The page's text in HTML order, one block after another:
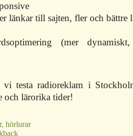
länkar till sajten, fler och bättre
(mer
testa radioreklam i
och lärorika tider!
, hörlurar